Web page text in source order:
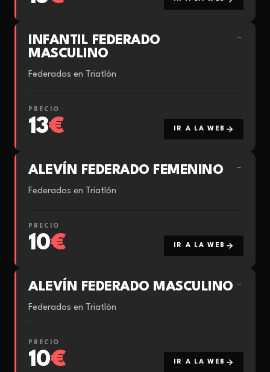
INFANTIL FEDERADO
MASCULINO
→
Federados en Triatlón
PRECIO
13€ IR A LA WEB
ALEVÍN FEDERADO FEMENINO →
Federados en Triatlón
PRECIO
10€ IR A LA WEB
ALEVÍN FEDERADO MASCULINO →
Federados en Triatlón
PRECIO
10€ IR A LA WEB